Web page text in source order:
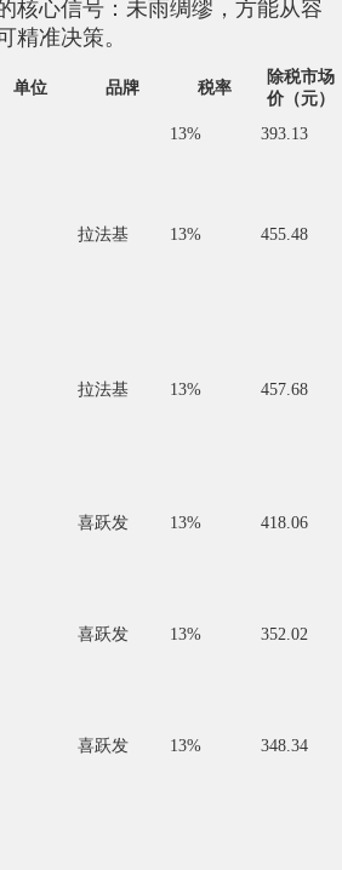
核心信号：未雨绸缪，方能从容
精准决策。
单位 品牌 税率
除税市场
价（元）
13% 393.13
拉法基 13% 455.48
拉法基 13% 457.68
喜跃发 13% 418.06
喜跃发 13% 352.02
喜跃发 13% 348.34